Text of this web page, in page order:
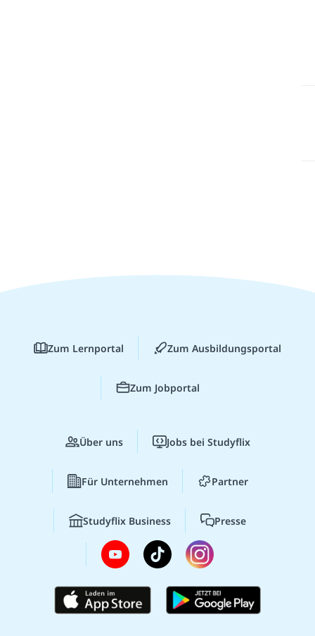
Zum Lernportal Zum Ausbildungsportal
Zum Jobportal
Über uns Jobs bei Studyflix
Für Unternehmen Partner
Studyflix Business Presse